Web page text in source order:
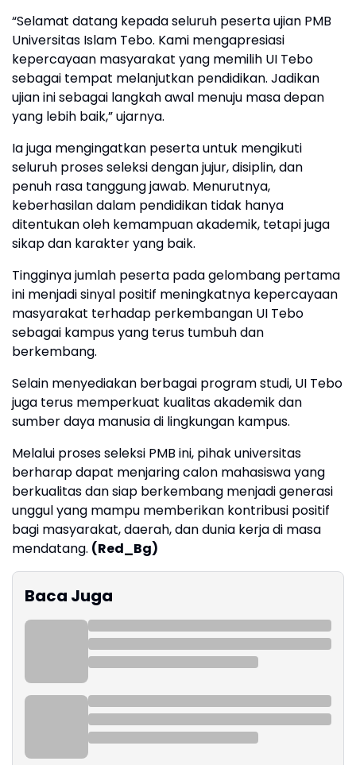
“Selamat datang kepada seluruh peserta ujian PMB
Universitas Islam Tebo. Kami mengapresiasi
kepercayaan masyarakat yang memilih UI Tebo
sebagai tempat melanjutkan pendidikan. Jadikan
ujian ini sebagai langkah awal menuju masa depan
yang lebih baik,” ujarnya.
Ia juga mengingatkan peserta untuk mengikuti
seluruh proses seleksi dengan jujur, disiplin, dan
penuh rasa tanggung jawab. Menurutnya,
keberhasilan dalam pendidikan tidak hanya
ditentukan oleh kemampuan akademik, tetapi juga
sikap dan karakter yang baik.
Tingginya jumlah peserta pada gelombang pertama
ini menjadi sinyal positif meningkatnya kepercayaan
masyarakat terhadap perkembangan UI Tebo
sebagai kampus yang terus tumbuh dan
berkembang.
Selain menyediakan berbagai program studi, UI Tebo
juga terus memperkuat kualitas akademik dan
sumber daya manusia di lingkungan kampus.
Melalui proses seleksi PMB ini, pihak universitas
berharap dapat menjaring calon mahasiswa yang
berkualitas dan siap berkembang menjadi generasi
unggul yang mampu memberikan kontribusi positif
bagi masyarakat, daerah, dan dunia kerja di masa
mendatang. (Red_Bg)
Baca Juga